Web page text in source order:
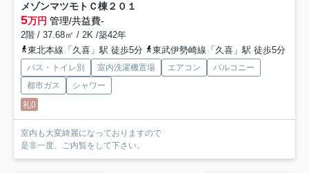
メゾンマツモトＣ棟２０１
5万円 管理/共益費-
2階 / 37.68㎡ / 2K /築42年
東北本線「久喜」駅 徒歩5分
東武伊勢崎線「久喜」駅 徒歩5分
バス・トイレ別 室内洗濯機置場 エアコン
バルコニー
都市ガス
シャワー
礼0
室内も大変綺麗になっておりますので
是非一度、ご内覧をして下さい。